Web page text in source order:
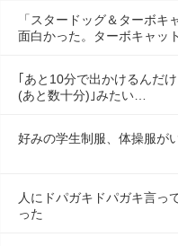
「スタードッグ＆ターボ
面白かった。ターボキャッ
｢あと10分で出かけるんだ
(あと数十分)｣みたい…
好みの学生制服、体操服が
人にドパガキドパガキ言っ
った